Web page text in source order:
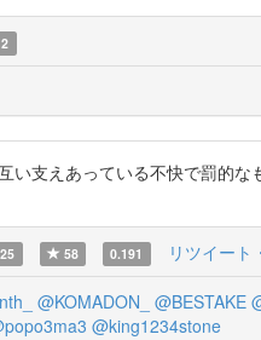
2
支えあっている不快で罰的
58 0.191 リツイート
@KOMADON_ @BESTAKE
@king1234stone